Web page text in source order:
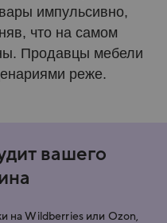
импульсивно,
что на самом
Продавцы мебели
реже.